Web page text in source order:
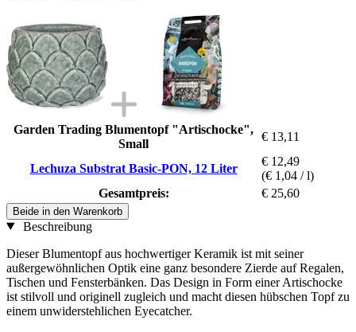
Garden Trading Blumentopf "Artischocke",
Small
€ 13,11
Lechuza Substrat Basic-PON, 12 Liter
€ 12,49
(€ 1,04 / l)
Gesamtpreis:
€ 25,60
Beide in den Warenkorb
Beschreibung
Dieser Blumentopf aus hochwertiger Keramik ist mit seiner
außergewöhnlichen Optik eine ganz besondere Zierde auf Regalen,
Tischen und Fensterbänken. Das Design in Form einer Artischocke
ist stilvoll und originell zugleich und macht diesen hübschen Topf zu
einem unwiderstehlichen Eyecatcher.